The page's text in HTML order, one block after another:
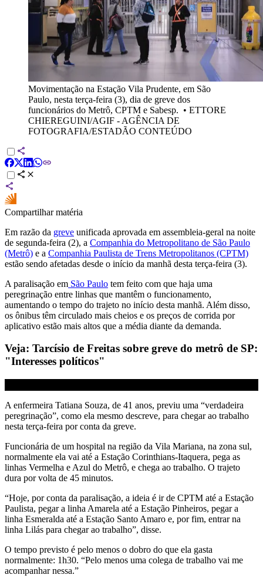
Movimentação na Estação Vila Prudente, em São
Paulo, nesta terça-feira (3), dia de greve dos
funcionários do Metrô, CPTM e Sabesp. • ETTORE
CHIEREGUINI/AGIF - AGÊNCIA DE
FOTOGRAFIA/ESTADÃO CONTEÚDO
Compartilhar matéria
Em razão da greve unificada aprovada em assembleia-geral na noite
de segunda-feira (2), a Companhia do Metropolitano de São Paulo
(Metrô) e a Companhia Paulista de Trens Metropolitanos (CPTM)
estão sendo afetadas desde o início da manhã desta terça-feira (3).
A paralisação em São Paulo tem feito com que haja uma
peregrinação entre linhas que mantêm o funcionamento,
aumentando o tempo do trajeto no início desta manhã. Além disso,
os ônibus têm circulado mais cheios e os preços de corrida por
aplicativo estão mais altos que a média diante da demanda.
Veja: Tarcísio de Freitas sobre greve do metrô de SP:
"Interesses políticos"
A enfermeira Tatiana Souza, de 41 anos, previu uma “verdadeira
peregrinação”, como ela mesmo descreve, para chegar ao trabalho
nesta terça-feira por conta da greve.
Funcionária de um hospital na região da Vila Mariana, na zona sul,
normalmente ela vai até a Estação Corinthians-Itaquera, pega as
linhas Vermelha e Azul do Metrô, e chega ao trabalho. O trajeto
dura por volta de 45 minutos.
“Hoje, por conta da paralisação, a ideia é ir de CPTM até a Estação
Paulista, pegar a linha Amarela até a Estação Pinheiros, pegar a
linha Esmeralda até a Estação Santo Amaro e, por fim, entrar na
linha Lilás para chegar ao trabalho”, disse.
O tempo previsto é pelo menos o dobro do que ela gasta
normalmente: 1h30. “Pelo menos uma colega de trabalho vai me
acompanhar nessa.”